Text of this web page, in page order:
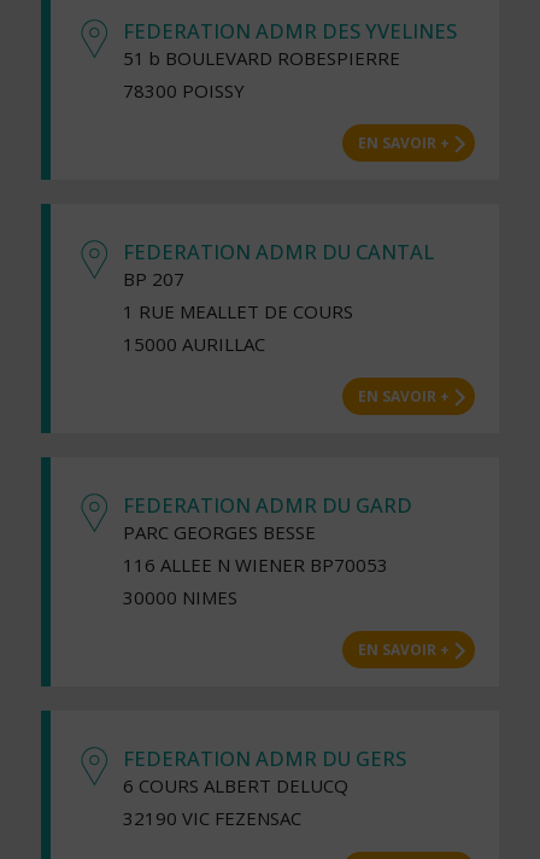
FEDERATION ADMR DES YVELINES
51 b BOULEVARD ROBESPIERRE
78300 POISSY
EN SAVOIR +
FEDERATION ADMR DU CANTAL
BP 207
1 RUE MEALLET DE COURS
15000 AURILLAC
EN SAVOIR +
FEDERATION ADMR DU GARD
PARC GEORGES BESSE
116 ALLEE N WIENER BP70053
30000 NIMES
EN SAVOIR +
FEDERATION ADMR DU GERS
6 COURS ALBERT DELUCQ
32190 VIC FEZENSAC